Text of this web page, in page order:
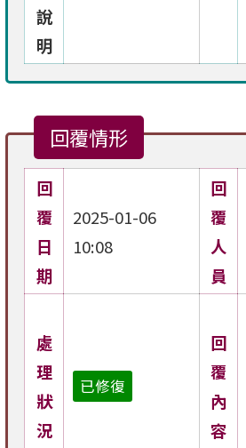
說
明
回覆情形
回
覆
日
期
2025-01-06
10:08
回
覆
人
員
處
理
狀
況
已修復
回
覆
內
容